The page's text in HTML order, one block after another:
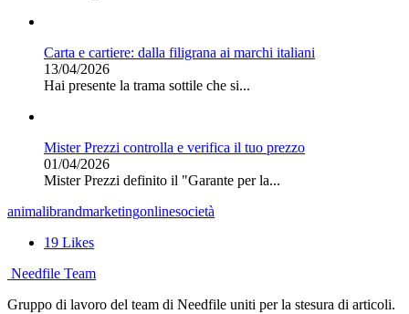
Carta e cartiere: dalla filigrana ai marchi italiani
13/04/2026
Hai presente la trama sottile che si...
Mister Prezzi controlla e verifica il tuo prezzo
01/04/2026
Mister Prezzi definito il "Garante per la...
animalibrandmarketingonlinesocietà
19 Likes
Needfile Team
Gruppo di lavoro del team di Needfile uniti per la stesura di articoli.